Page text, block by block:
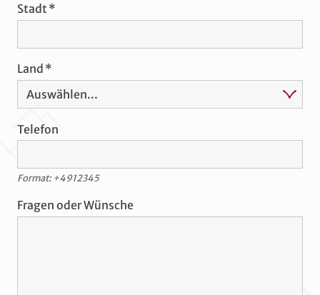
Stadt
Land
Telefon
Format: +4912345
Fragen oder Wünsche